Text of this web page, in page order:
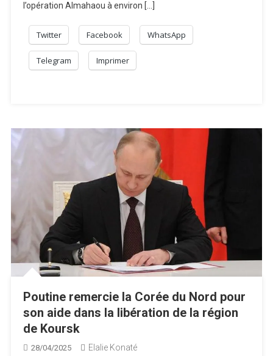
l’opération Almahaou à environ […]
Twitter Facebook WhatsApp
Telegram Imprimer
Poutine remercie la Corée du Nord pour
son aide dans la libération de la région
de Koursk
28/04/2025 Elalie Konaté